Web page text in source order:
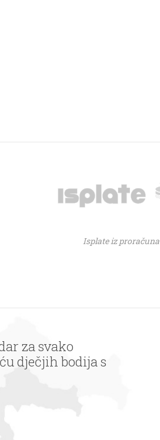
Isplate iz proračuna
za svako
dječjih bodija s